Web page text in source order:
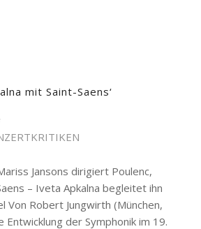
mit Saint-Saens‘
Jansons dirigiert Poulenc,
– Iveta Apkalna begleitet ihn
Von Robert Jungwirth (München,
Entwicklung der Symphonik im 19.